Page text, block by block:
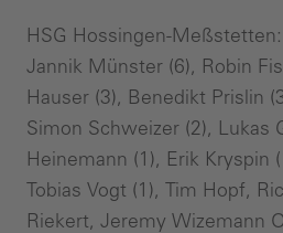
HSG Hossingen-
Jannik Münster (6), Robin
Hauser (3), Benedikt Prislin
Simon Schweizer (2), Lukas
Heinemann (1), Erik Kryspin
Tobias Vogt (1), Tim Hopf,
Riekert, Jeremy Wizemann